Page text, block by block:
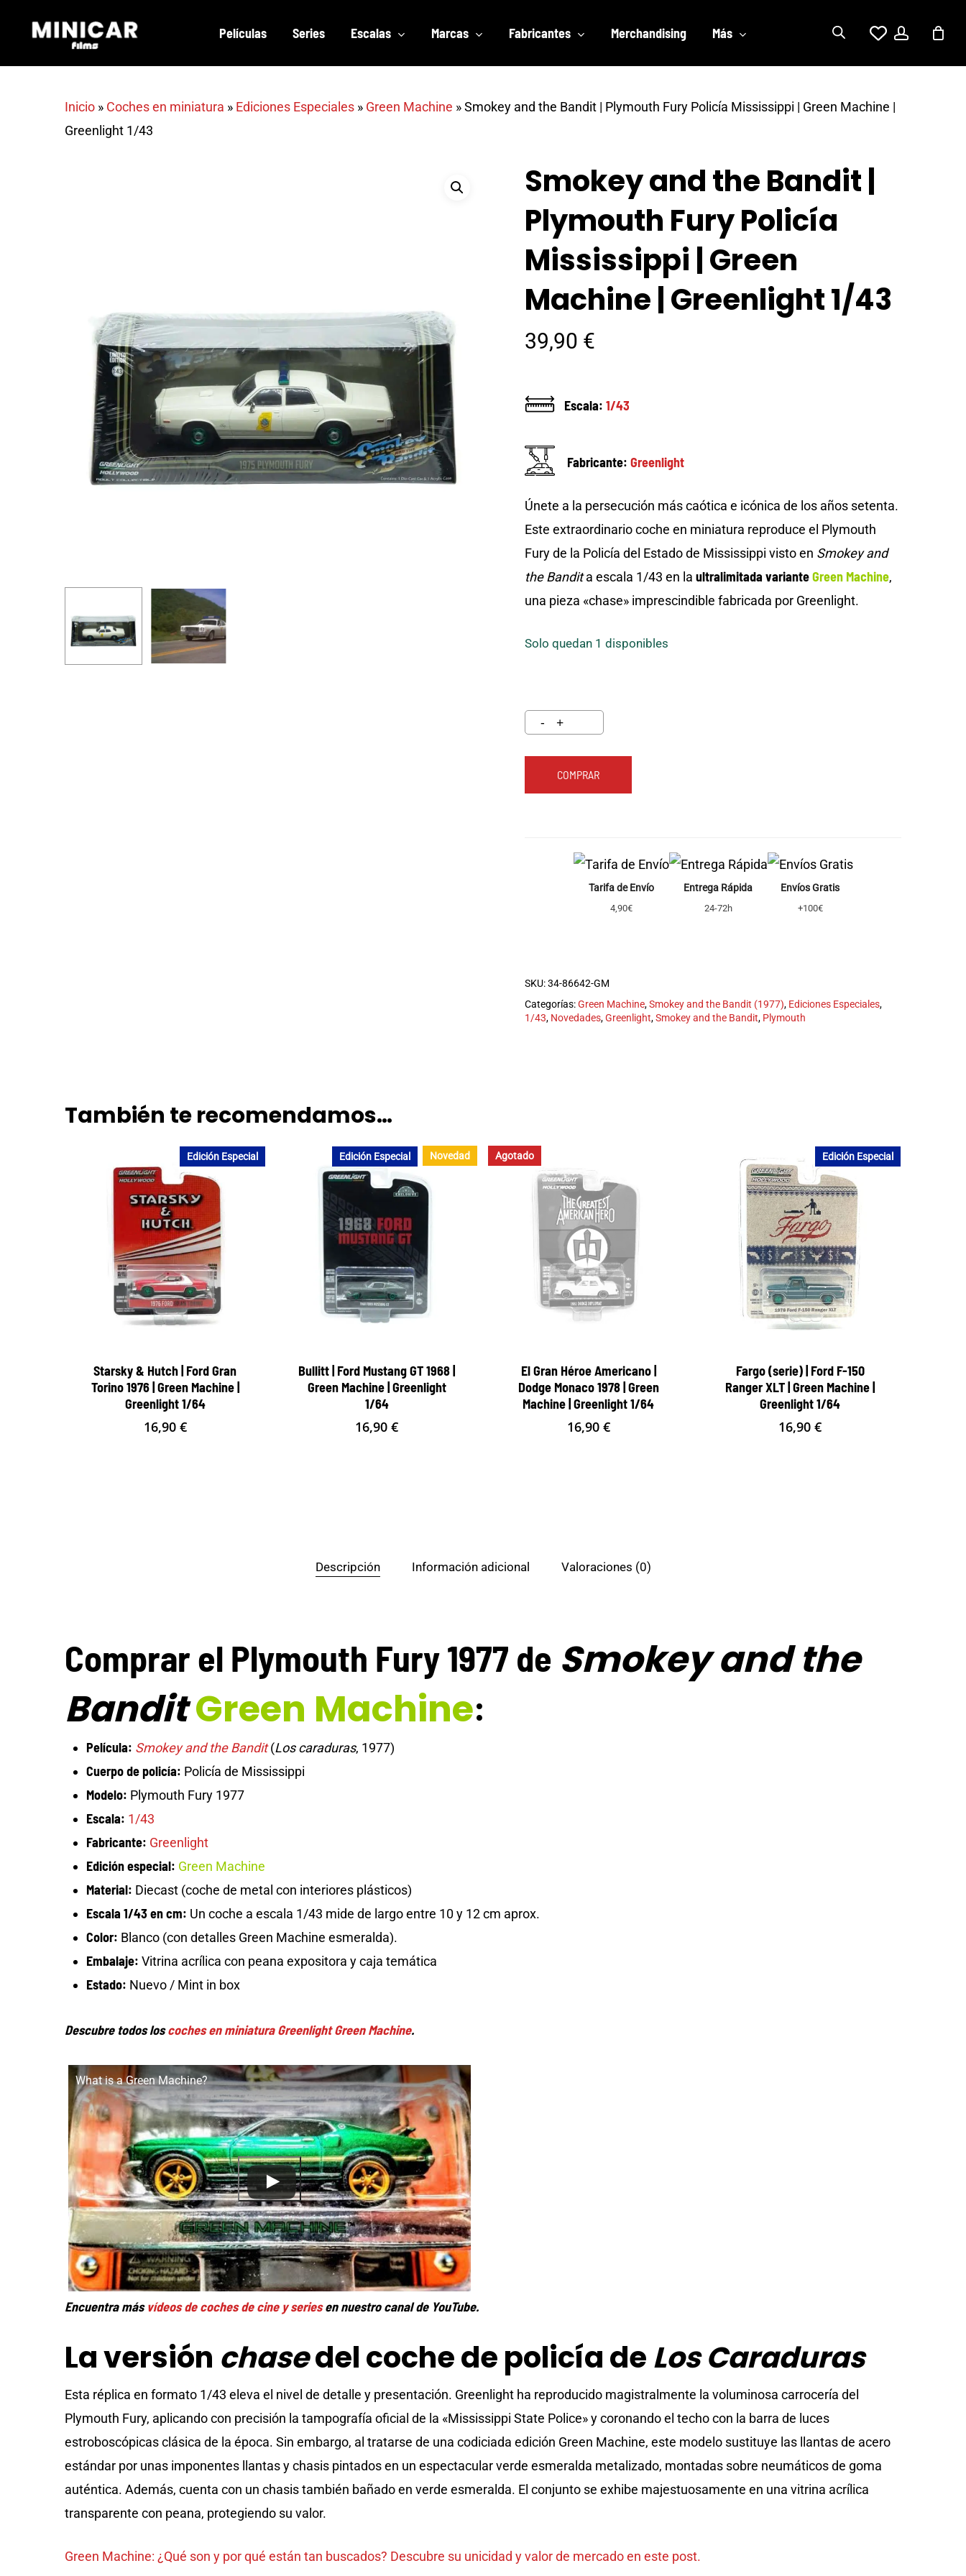
Películas Series Escalas Marcas Fabricantes Merchandising Más account
Inicio » Coches en miniatura » Ediciones Especiales » Green Machine »Smokey and the Bandit | Plymouth Fury Policía Mississippi | Green Machine |
Greenlight 1/43
Smokey and the Bandit |
Plymouth Fury Policía
Mississippi | Green
Machine | Greenlight 1/43
39,90 €
Escala:1/43
Fabricante:Greenlight
Únete a la persecución más caótica e icónica de los años setenta.
Este extraordinario coche en miniatura reproduce el Plymouth
Fury de la Policía del Estado de Mississippi visto en Smokey and
the Bandita escala 1/43 en laultralimitada varianteGreen Machine,
una pieza «chase» imprescindible fabricada por Greenlight.
Solo quedan 1 disponibles
COMPRAR
Tarifa de Envío
4,90€
Entrega Rápida
24-72h
Envíos Gratis
+100€
SKU:34-86642-GM
Categorías:Green Machine,Smokey and the Bandit (1977), Ediciones Especiales,
1/43, Novedades,Greenlight,Smokey and the Bandit, Plymouth
También te recomendamos…
Edición Especial
Starsky & Hutch | Ford Gran
Torino 1976 | Green Machine |
Greenlight 1/64
16,90 €
Edición Especial Novedad
Bullitt | Ford Mustang GT 1968 |
Green Machine | Greenlight
1/64
16,90€
Agotado
El Gran Héroe Americano |
Dodge Monaco 1978 | Green
Machine | Greenlight 1/64
16,90 €
Edición Especial
Fargo (serie) | Ford F-150
Ranger XLT | Green Machine |
Greenlight 1/64
16,90€
Descripción Información adicional Valoraciones (0)
Comprar el Plymouth Fury 1977 de Smokey and the
BanditGreen Machine:
Película: Smokey and the Bandit(Los caraduras, 1977)
Cuerpo de policía: Policía de Mississippi
Modelo: Plymouth Fury 1977
Escala: 1/43
Fabricante: Greenlight
Edición especial: Green Machine
Material: Diecast (coche de metal con interiores plásticos)
Escala 1/43 en cm: Un coche a escala 1/43 mide de largo entre 10 y 12 cm aprox.
Color: Blanco (con detalles Green Machine esmeralda).
Embalaje: Vitrina acrílica con peana expositora y caja temática
Estado: Nuevo / Mint in box
Descubre todos loscoches en miniatura Greenlight Green Machine.
What is a Green Machine?
Encuentra másvídeos de coches de cine y seriesen nuestro canal de YouTube.
La versión chasedel coche de policía deLos Caraduras
Esta réplica en formato 1/43 eleva el nivel de detalle y presentación. Greenlight ha reproducido magistralmente la voluminosa carrocería del
Plymouth Fury, aplicando con precisión la tampografía oficial de la «Mississippi State Police» y coronando el techo con la barra de luces
estroboscópicas clásica de la época. Sin embargo, al tratarse de una codiciada edición Green Machine, este modelo sustituye las llantas de acero
estándar por unas imponentes llantas y chasis pintados en un espectacular verde esmeralda metalizado, montadas sobre neumáticos de goma
auténtica. Además, cuenta con un chasis también bañado en verde esmeralda. El conjunto se exhibe majestuosamente en una vitrina acrílica
transparente con peana, protegiendo su valor.
Green Machine: ¿Qué son y por qué están tan buscados? Descubre su unicidad y valor de mercado en este post.